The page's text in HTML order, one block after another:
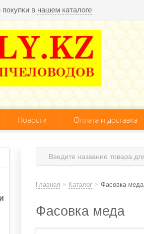
в нашем каталоге
Новости Оплата и доставка
Главная » Каталог » Фасовка меда
Фасовка меда